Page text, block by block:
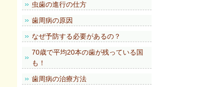
虫歯の進行の仕方
歯周病の原因
なぜ予防する必要があるの？
70歳で平均20本の歯が残っている国
も！
歯周病の治療方法